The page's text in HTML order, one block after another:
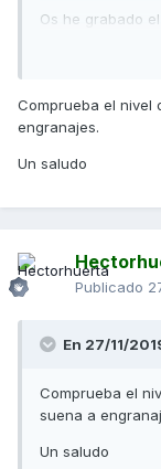
Os he grabado
suena.
Gracias.
Comprueba el nivel
engranajes.
Un saludo
Publicado
En 27/11/
Comprueba el
suena a
Un saludo